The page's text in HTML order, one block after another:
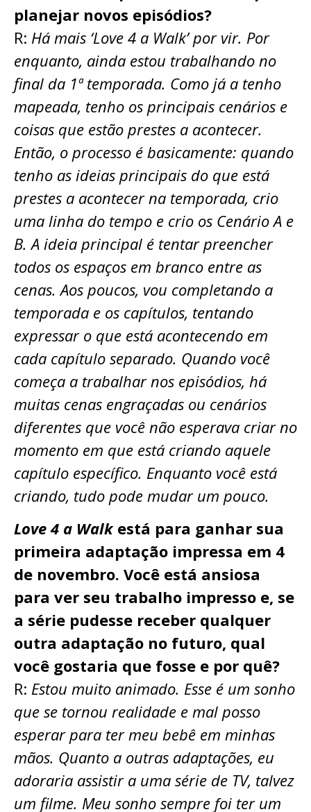
planejar novos episódios?
R: Há mais ‘Love 4 a Walk’ por vir. Por
enquanto, ainda estou trabalhando no
final da 1ª temporada. Como já a tenho
mapeada, tenho os principais cenários e
coisas que estão prestes a acontecer.
Então, o processo é basicamente: quando
tenho as ideias principais do que está
prestes a acontecer na temporada, crio
uma linha do tempo e crio os Cenário A e
B. A ideia principal é tentar preencher
todos os espaços em branco entre as
cenas. Aos poucos, vou completando a
temporada e os capítulos, tentando
expressar o que está acontecendo em
cada capítulo separado. Quando você
começa a trabalhar nos episódios, há
muitas cenas engraçadas ou cenários
diferentes que você não esperava criar no
momento em que está criando aquele
capítulo específico. Enquanto você está
criando, tudo pode mudar um pouco.
Love 4 a Walkestá para ganhar sua
primeira adaptação impressa em 4
de novembro. Você está ansiosa
para ver seu trabalho impresso e, se
a série pudesse receber qualquer
outra adaptação no futuro, qual
você gostaria que fosse e por quê?
R: Estou muito animado. Esse é um sonho
que se tornou realidade e mal posso
esperar para ter meu bebê em minhas
mãos. Quanto a outras adaptações, eu
adoraria assistir a uma série de TV, talvez
um filme. Meu sonho sempre foi ter um